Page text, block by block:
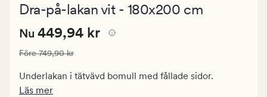
Dra-på-lakan vit - 180x200 cm
Nuvarande
449,94
kr.
Ordinarie
Nuvarande pris
Nu 449,94 kr
Ordinarie pris 749,90 kr
Före749,90 kr
Underlakan i tätvävd bomull med fållade sidor.
Läs mer